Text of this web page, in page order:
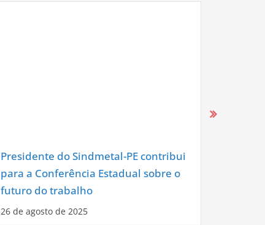
Presidente do Sindmetal-PE contribui
para a Conferência Estadual sobre o
futuro do trabalho
26 de agosto de 2025